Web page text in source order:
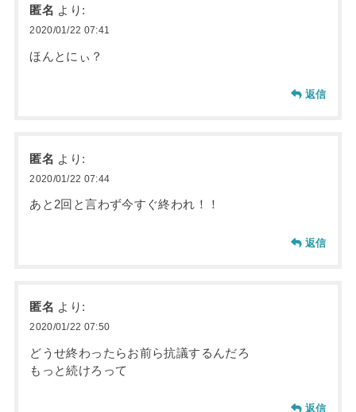
匿名 より:
2020/01/22 07:41
ほんとにぃ？
返信
匿名 より:
2020/01/22 07:44
あと2回と言わず今すぐ終われ！！
返信
匿名 より:
2020/01/22 07:50
どうせ終わったらお前ら抗議するんだろ
もっと続けろって
返信